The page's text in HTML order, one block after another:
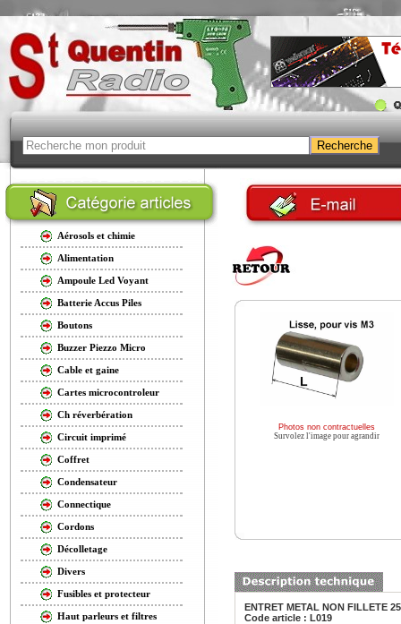
Aérosols et chimie
Alimentation
Ampoule Led Voyant
Batterie Accus Piles
Boutons
Buzzer Piezzo Micro
Cable et gaine
Cartes microcontroleur
Ch réverbération
Circuit imprimé
Coffret
Condensateur
Connectique
Cordons
Décolletage
Divers
Fusibles et protecteur
Haut parleurs et filtres
Photos non contractuelles
Survolez l'image pour agrandir
ENTRET METAL NON FILLETE
Code article : L019